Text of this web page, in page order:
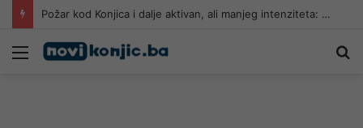
Požar kod Konjica i dalje aktivan, ali manjeg intenziteta: Ekipe ostaju na terenu
Meni